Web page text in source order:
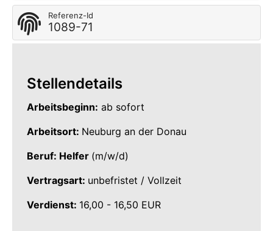
Referenz-Id
1089-71
Stellendetails
Arbeitsbeginn: ab sofort
Arbeitsort: Neuburg an der Donau
Beruf: Helfer (m/w/d)
Vertragsart: unbefristet / Vollzeit
Verdienst: 16,00 - 16,50 EUR